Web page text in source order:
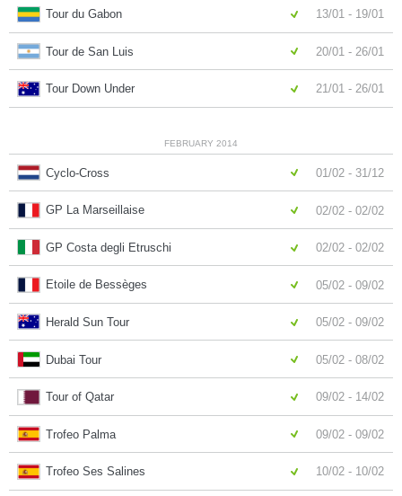
Tour du Gabon 13/01 - 19/01
Tour de San Luis 20/01 - 26/01
Tour Down Under 21/01 - 26/01
FEBRUARY 2014
Cyclo-Cross 01/02 - 31/12
GP La Marseillaise 02/02 - 02/02
GP Costa degli Etruschi 02/02 - 02/02
Etoile de Bessèges 05/02 - 09/02
Herald Sun Tour 05/02 - 09/02
Dubai Tour 05/02 - 08/02
Tour of Qatar 09/02 - 14/02
Trofeo Palma 09/02 - 09/02
Trofeo Ses Salines 10/02 - 10/02